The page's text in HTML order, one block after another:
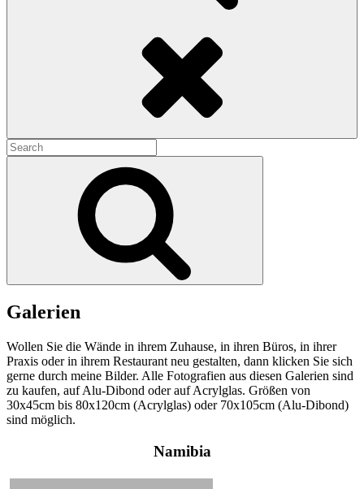
Search
for:
Galerien
Wollen Sie die Wände in ihrem Zuhause, in ihren Büros, in ihrer
Praxis oder in ihrem Restaurant neu gestalten, dann klicken Sie sich
gerne durch meine Bilder. Alle Fotografien aus diesen Galerien sind
zu kaufen, auf Alu-Dibond oder auf Acrylglas. Größen von
30x45cm bis 80x120cm (Acrylglas) oder 70x105cm (Alu-Dibond)
sind möglich.
Namibia